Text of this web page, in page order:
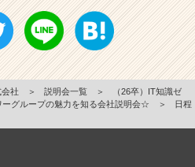
社 ＞ 説明会一覧 ＞
（26卒）IT知識ゼ
グループの魅力を知る会社説明会☆
＞
日程